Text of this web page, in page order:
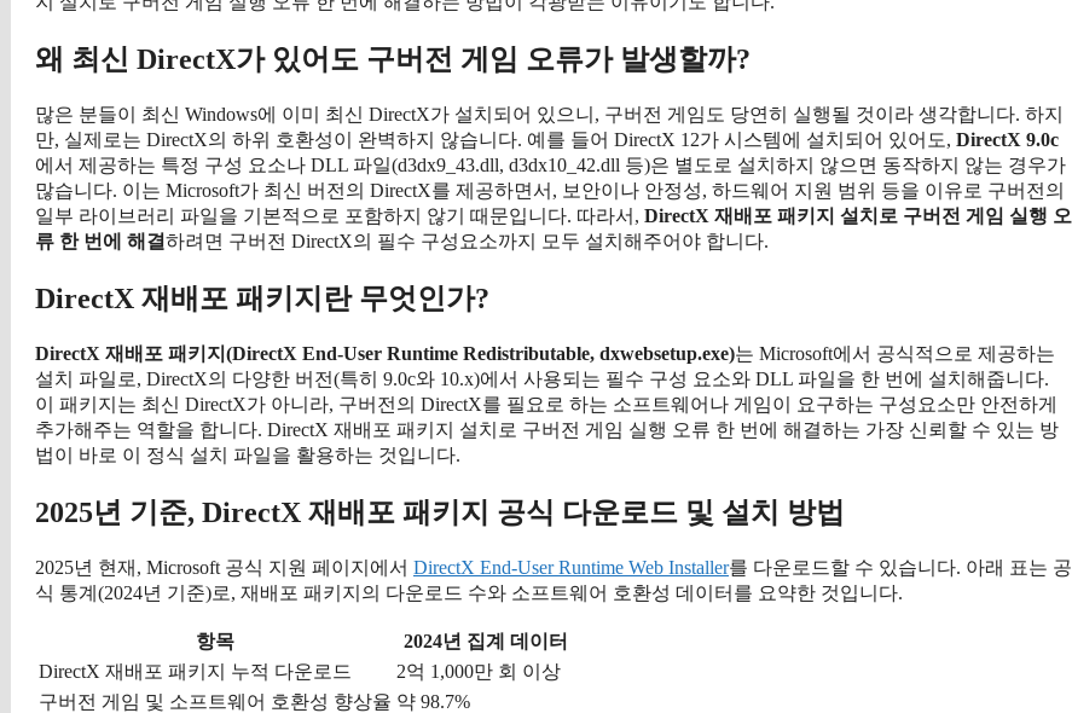
왜 최신 DirectX가 있어도 구버전 게임 오류가 발생할까?
많은 분들이 최신 Windows에 이미 최신 DirectX가 설치되어 있으니, 구버전 게임도 당연히 실행될 것이라 생각합니다. 하지
만, 실제로는 DirectX의 하위 호환성이 완벽하지 않습니다. 예를 들어 DirectX 12가 시스템에 설치되어 있어도, DirectX 9.0c
에서 제공하는 특정 구성 요소나 DLL 파일(d3dx9_43.dll, d3dx10_42.dll 등)은 별도로 설치하지 않으면 동작하지 않는 경우가
많습니다. 이는 Microsoft가 최신 버전의 DirectX를 제공하면서, 보안이나 안정성, 하드웨어 지원 범위 등을 이유로 구버전의
일부 라이브러리 파일을 기본적으로 포함하지 않기 때문입니다. 따라서, DirectX 재배포 패키지 설치로 구버전 게임 실행 오
류 한 번에 해결하려면 구버전 DirectX의 필수 구성요소까지 모두 설치해주어야 합니다.
DirectX 재배포 패키지란 무엇인가?
DirectX 재배포 패키지(DirectX End-User Runtime Redistributable, dxwebsetup.exe)는 Microsoft에서 공식적으로 제공하는
설치 파일로, DirectX의 다양한 버전(특히 9.0c와 10.x)에서 사용되는 필수 구성 요소와 DLL 파일을 한 번에 설치해줍니다.
이 패키지는 최신 DirectX가 아니라, 구버전의 DirectX를 필요로 하는 소프트웨어나 게임이 요구하는 구성요소만 안전하게
추가해주는 역할을 합니다. DirectX 재배포 패키지 설치로 구버전 게임 실행 오류 한 번에 해결하는 가장 신뢰할 수 있는 방
법이 바로 이 정식 설치 파일을 활용하는 것입니다.
2025년 기준, DirectX 재배포 패키지 공식 다운로드 및 설치 방법
2025년 현재, Microsoft 공식 지원 페이지에서 DirectX End-User Runtime Web Installer를 다운로드할 수 있습니다. 아래 표는 공
식 통계(2024년 기준)로, 재배포 패키지의 다운로드 수와 소프트웨어 호환성 데이터를 요약한 것입니다.
항목
2024년 집계 데이터
DirectX 재배포 패키지 누적 다운로드
2억 1,000만 회 이상
구버전 게임 및 소프트웨어 호환성 향상율 약 98.7%